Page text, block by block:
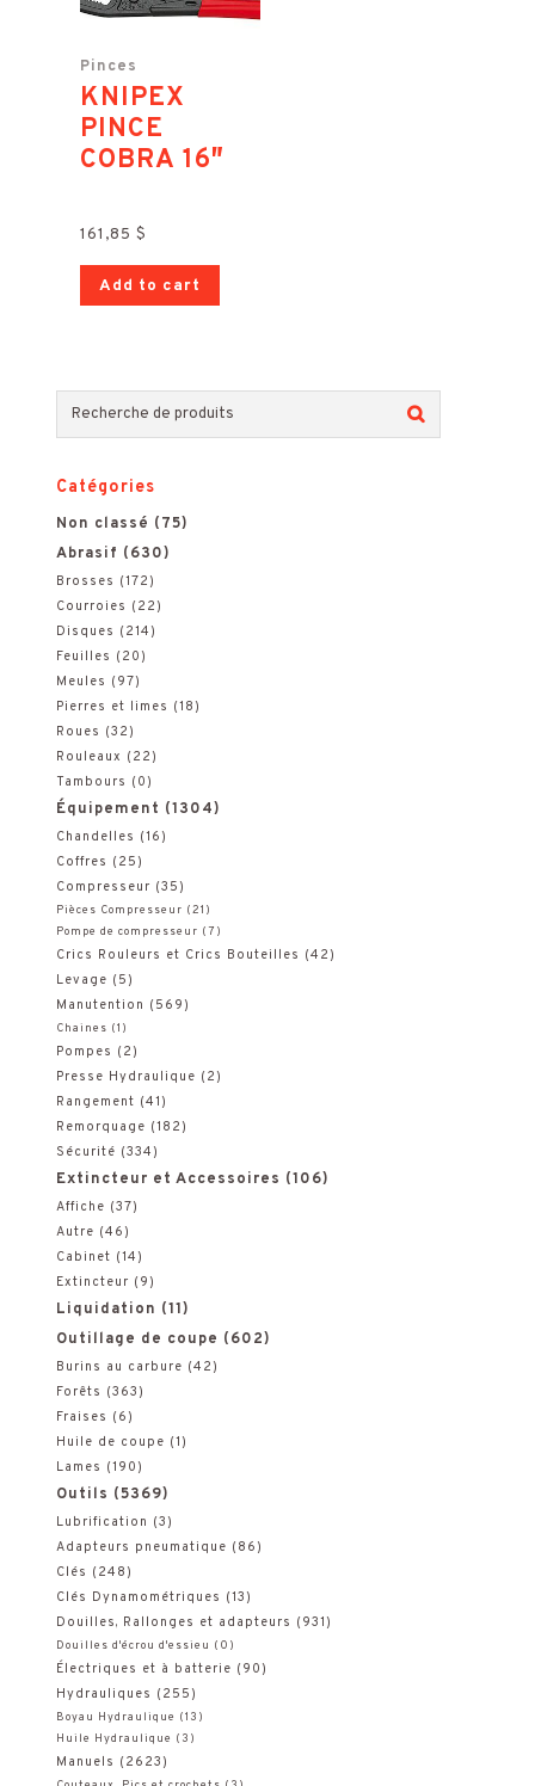
Pinces
KNIPEX
PINCE
COBRA 16″
161,85 $
Add to cart
c
e
r
c
h
e
p
o
u
r
:
Catégories
Non classé (75)
Abrasif (630)
Brosses (172)
Courroies (22)
Disques (214)
Feuilles (20)
Meules (97)
Pierres et limes (18)
Roues (32)
Rouleaux (22)
Tambours (0)
Équipement (1304)
Chandelles (16)
Coffres (25)
Compresseur (35)
Pièces Compresseur (21)
Pompe de compresseur (7)
Crics Rouleurs et Crics Bouteilles (42)
Levage (5)
Manutention (569)
Chaines (1)
Pompes (2)
Presse Hydraulique (2)
Rangement (41)
Remorquage (182)
Sécurité (334)
Extincteur et Accessoires (106)
Affiche (37)
Autre (46)
Cabinet (14)
Extincteur (9)
Liquidation (11)
Outillage de coupe (602)
Burins au carbure (42)
Forêts (363)
Fraises (6)
Huile de coupe (1)
Lames (190)
Outils (5369)
Lubrification (3)
Adapteurs pneumatique (86)
Clés (248)
Clés Dynamométriques (13)
Douilles, Rallonges et adapteurs (931)
Douilles d'écrou d'essieu (0)
Électriques et à batterie (90)
Hydrauliques (255)
Boyau Hydraulique (13)
Huile Hydraulique (3)
Manuels (2623)